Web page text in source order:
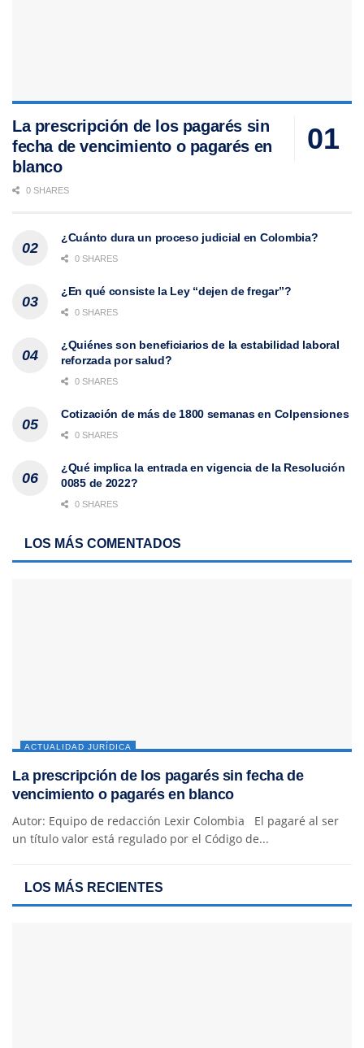
La prescripción de los pagarés sin
fecha de vencimiento o pagarés en
blanco
0 SHARES
¿Cuánto dura un proceso judicial en Colombia?
0 SHARES
¿En qué consiste la Ley “dejen de fregar”?
0 SHARES
¿Quiénes son beneficiarios de la estabilidad laboral
reforzada por salud?
0 SHARES
Cotización de más de 1800 semanas en Colpensiones
0 SHARES
¿Qué implica la entrada en vigencia de la Resolución
0085 de 2022?
0 SHARES
LOS MÁS COMENTADOS
ACTUALIDAD JURÍDICA
La prescripción de los pagarés sin fecha de
vencimiento o pagarés en blanco
Autor: Equipo de redacción Lexir Colombia El pagaré al ser
un título valor está regulado por el Código de...
LOS MÁS RECIENTES